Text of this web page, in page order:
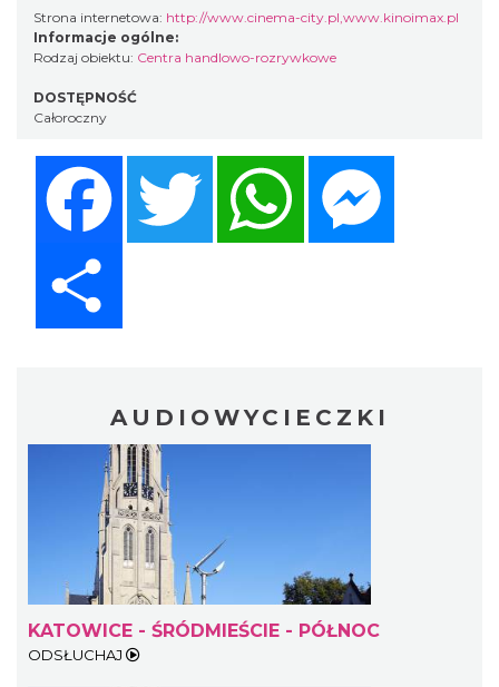
Strona internetowa: http://www.cinema-city.pl,www.kinoimax.pl
Informacje ogólne:
Rodzaj obiektu: Centra handlowo-rozrywkowe
DOSTĘPNOŚĆ
Całoroczny
Twitter WhatsApp
AUDIOWYCIECZKI
KATOWICE - ŚRÓDMIEŚCIE - PÓŁNOC
ODSŁUCHAJ